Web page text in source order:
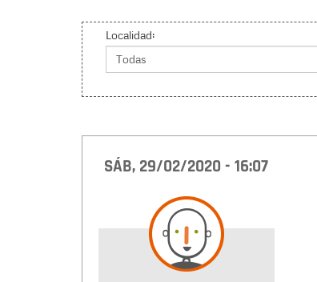
Localidad:
SÁB, 29/02/2020 - 16:07